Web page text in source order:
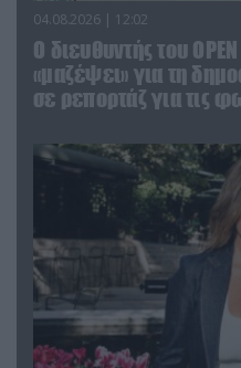
04.08.2026 | 12:02
O διευθυντής του
«μαζέψει» για τη
σε ρεπορτάζ για τις